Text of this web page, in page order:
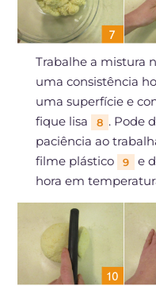
Trabalhe a mistura
uma consistência
uma superfície e
fique lisa
8 . Pode
paciência ao
filme plástico
9
e
hora em